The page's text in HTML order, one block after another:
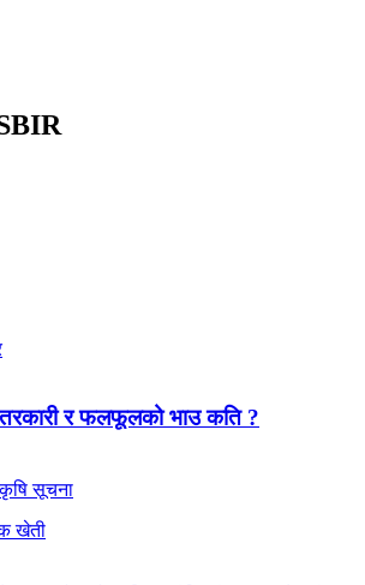
र फलफूलको भाउ कति ?
कृषि सूचना
खेती